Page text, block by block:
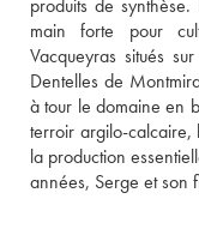
produits de
main forte pour
Vacqueyras situés
Dentelles de
à tour le domaine en
terroir argilo-calcaire,
la production
années, Serge et son